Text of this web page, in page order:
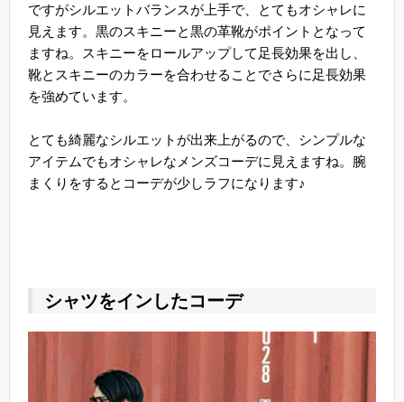
ですがシルエットバランスが上手で、とてもオシャレに
見えます。黒のスキニーと黒の革靴がポイントとなって
ますね。スキニーをロールアップして足長効果を出し、
靴とスキニーのカラーを合わせることでさらに足長効果
を強めています。
とても綺麗なシルエットが出来上がるので、シンプルな
アイテムでもオシャレなメンズコーデに見えますね。腕
まくりをするとコーデが少しラフになります♪
シャツをインしたコーデ